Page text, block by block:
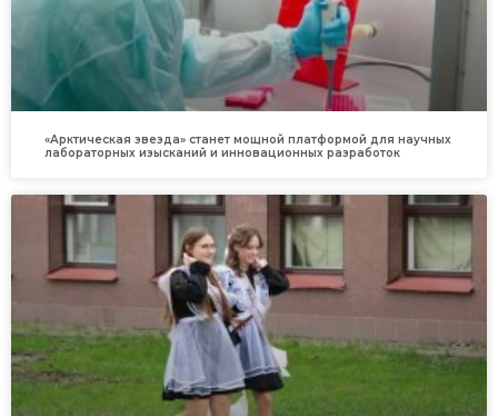
«Арктическая звезда» станет мощной платформой для научных
лабораторных изысканий и инновационных разработок